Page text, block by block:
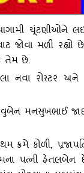
ચૂંટણીઓને લઈને
જોવા મળી રહ્યો
તેમ છે.
નવા રોસ્‍ટર
દેવુબેન મનસુખભાઈ
ક્રમે કોળી,
હેતલબેન